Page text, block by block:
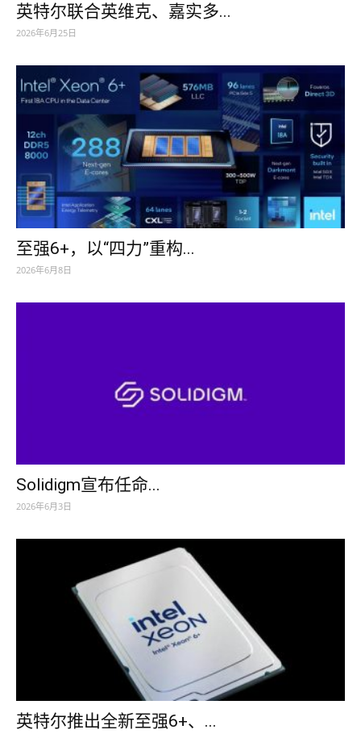
英特尔联合英维克、嘉实多...
2026年6月25日
至强6+，以“四力”重构...
2026年6月8日
Solidigm宣布任命...
2026年6月3日
英特尔推出全新至强6+、...